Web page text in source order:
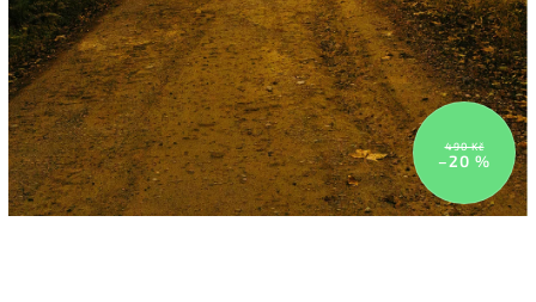
490 Kč
–20 %